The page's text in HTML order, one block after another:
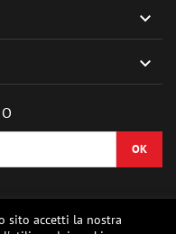


sito accetti la nostra